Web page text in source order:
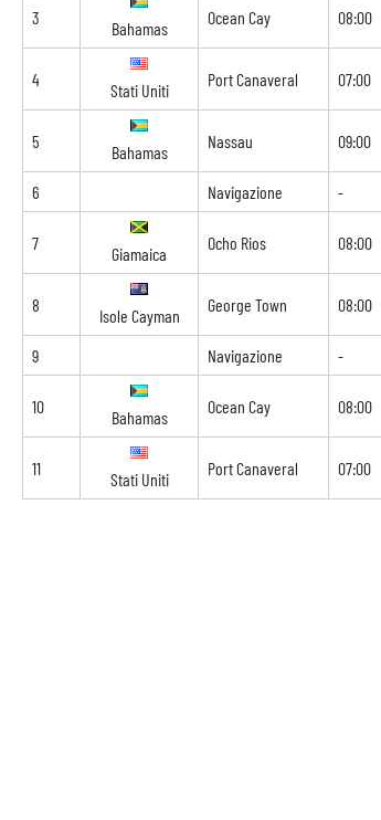
3
Bahamas
Ocean Cay 08:00
4
Stati Uniti
Port Canaveral 07:00
5
Bahamas
Nassau 09:00
6 Navigazione -
7
Giamaica
Ocho Rios 08:00
8
Isole Cayman
George Town 08:00
9 Navigazione -
10
Bahamas
Ocean Cay 08:00
11
Stati Uniti
Port Canaveral 07:00